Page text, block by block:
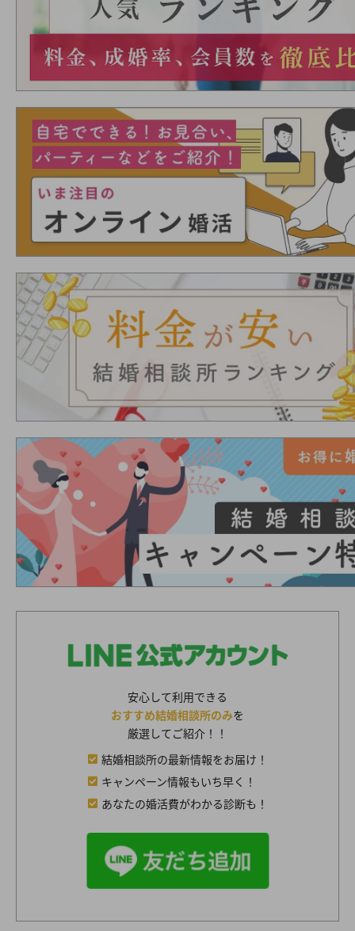
安心して利用できる
おすすめ結婚相談所のみを
厳選してご紹介！！
結婚相談所の最新情報をお届け！
キャンペーン情報もいち早く！
あなたの婚活費がわかる診断も！